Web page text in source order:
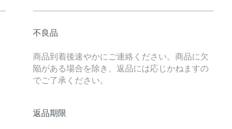
不良品
商品到着後速やかにご連絡ください。商品に欠
陥がある場合を除き、返品には応じかねますの
でご了承ください。
返品期限